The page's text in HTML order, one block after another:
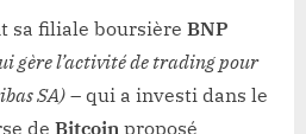
sa filiale boursière BNP
gère l’activité de trading pour
SA) – qui a investi dans le
de Bitcoin proposé